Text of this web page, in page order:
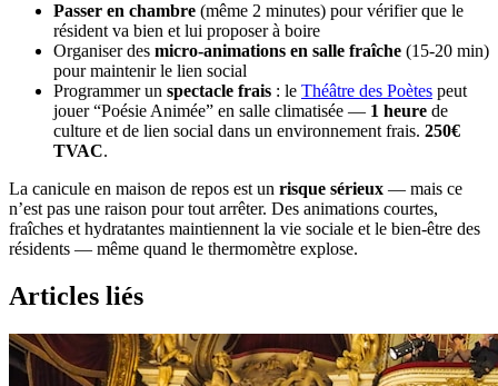
Passer en chambre (même 2 minutes) pour vérifier que le
résident va bien et lui proposer à boire
Organiser des micro-animations en salle fraîche (15-20 min)
pour maintenir le lien social
Programmer un spectacle frais : le Théâtre des Poètes peut
jouer “Poésie Animée” en salle climatisée — 1 heure de
culture et de lien social dans un environnement frais. 250€
TVAC.
La canicule en maison de repos est un risque sérieux — mais ce
n’est pas une raison pour tout arrêter. Des animations courtes,
fraîches et hydratantes maintiennent la vie sociale et le bien-être des
résidents — même quand le thermomètre explose.
Articles liés